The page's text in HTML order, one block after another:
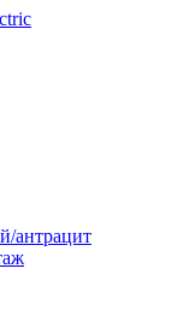
антрацит